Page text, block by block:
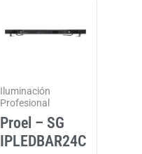
Iluminación
Profesional
Proel – SG
IPLEDBAR24C